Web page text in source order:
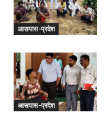
आसपास-प्रदेश
आसपास-प्रदेश